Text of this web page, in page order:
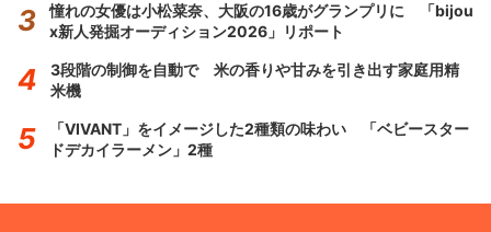
憧れの女優は小松菜奈、大阪の16歳がグランプリに 「bijou
x新人発掘オーディション2026」リポート
3段階の制御を自動で 米の香りや甘みを引き出す家庭用精
米機
「VIVANT」をイメージした2種類の味わい 「ベビースター
ドデカイラーメン」2種